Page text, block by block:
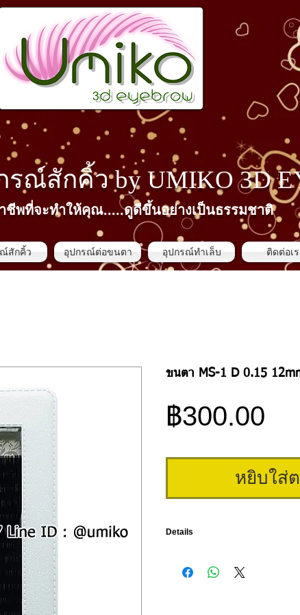
รณ์สักคิ้ว by UMIKO 3D
ชีพที่จะทำให้คุณ.....ดูดีขึ้นอย่างเป็นธรรมชาติ
สักคิ้ว อุปกรณ์ต่อขนตา อุปกรณ์ทำเล็บ ติดต่อเ
ขนตา MS-1 D 0.15
฿300.00
หยิบใส่
Details
01 ขนาดความบาง 0.15mm. เกรดพ
ความยาวขนตาของรุ่นนี้มีขนาด